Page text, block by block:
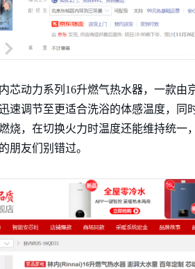
芯动力系列16升燃气热水器，一款由
速调节至更适合洗浴的体感温度，同
烧，在切换火力时温度还能维持统一
朋友们别错过。